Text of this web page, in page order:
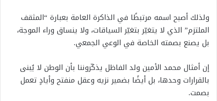
ولذلك أصبح اسمه مرتبطًا في الذاكرة العامة بعبارة “المثقف
الملتزم” الذي لا يتغيّر بتغيّر السياقات، ولا ينساق وراء الموجة،
بل يصنع بصمته الخاصة في الوعي الجمعي.
إن أمثال محمد الأمين ولد الفاظل يذكّروننا بأن الوطن لا يُبنى
بالقرارات وحدها، بل أيضًا بضمير نزيه وعقل منفتح وأيادٍ تعمل
بصمت.